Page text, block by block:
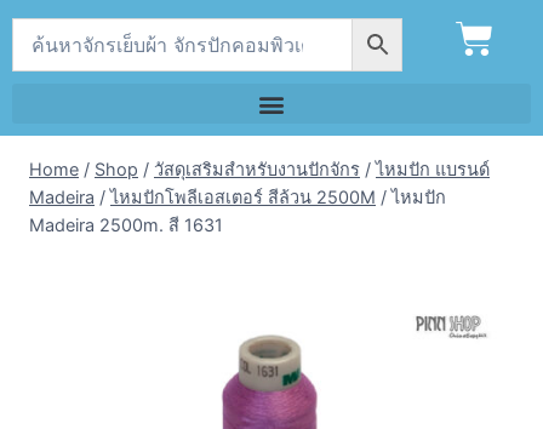
Home / Shop / วัสดุเสริมสำหรับงานปักจักร / ไหมปัก แบรนด์
Madeira / ไหมปักโพลีเอสเตอร์ สีล้วน 2500M / ไหมปัก
Madeira 2500m. สี 1631